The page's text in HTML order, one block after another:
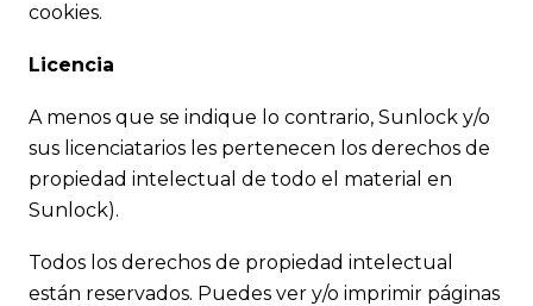
cookies.
Licencia
A menos que se indique lo contrario, Sunlock y/o
sus licenciatarios les pertenecen los derechos de
propiedad intelectual de todo el material en
Sunlock).
Todos los derechos de propiedad intelectual
están reservados. Puedes ver y/o imprimir páginas